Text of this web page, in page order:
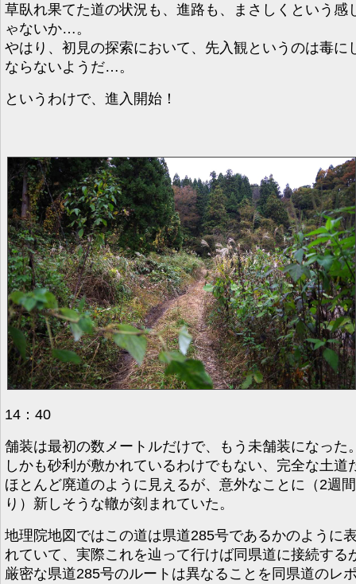
草臥れ果てた道の状況も、進路も、まさしくという感
ゃないか…。
やはり、初見の探索において、先入観というのは毒に
ならないようだ…。
というわけで、進入開始！
14：40
舗装は最初の数メートルだけで、もう未舗装になった
しかも砂利が敷かれているわけでもない、完全な土道
ほとんど廃道のように見えるが、意外なことに（2週
り）新しそうな轍が刻まれていた。
地理院地図ではこの道は県道285号であるかのように
れていて、実際これを辿って行けば同県道に接続する
厳密な県道285号のルートは異なることを同県道のレ